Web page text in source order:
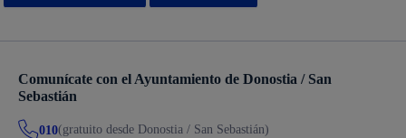
Comunícate con el Ayuntamiento de Donostia / San
Sebastián
010(gratuito desde Donostia / San Sebastián)